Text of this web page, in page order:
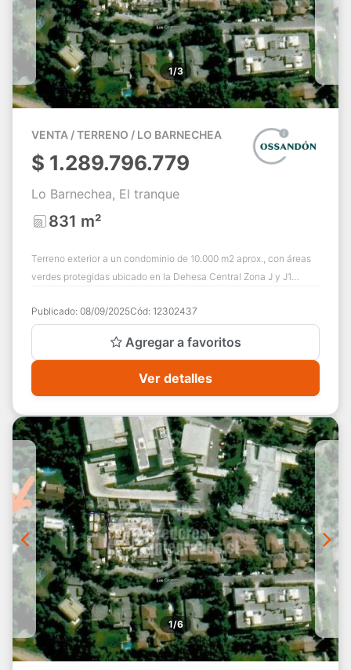
1/3
VENTA / TERRENO / LO BARNECHEA
$ 1.289.796.779
Lo Barnechea, El tranque
831 m²
Terreno exterior a un condominio de 10.000 m2 aprox., con áreas
verdes protegidas ubicado en la Dehesa Central Zona J y J1
Publicado: 08/09/2025Cód: 12302437
Agregar a favoritos
Ver detalles
1/6